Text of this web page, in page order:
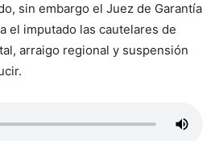
sin embargo el Juez de Garantía
el imputado las cautelares de
arraigo regional y suspensión